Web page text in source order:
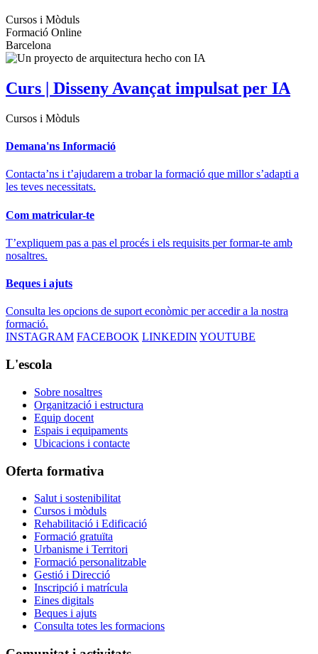
Cursos i Mòduls
Formació Online
Barcelona
Curs | Disseny Avançat impulsat per IA
Cursos i Mòduls
Demana'ns Informació
Contacta’ns i t’ajudarem a trobar la formació que millor s’adapti a
les teves necessitats.
Com matricular-te
T’expliquem pas a pas el procés i els requisits per formar-te amb
nosaltres.
Beques i ajuts
Consulta les opcions de suport econòmic per accedir a la nostra
formació.
INSTAGRAM FACEBOOK LINKEDIN YOUTUBE
L'escola
Sobre nosaltres
Organització i estructura
Equip docent
Espais i equipaments
Ubicacions i contacte
Oferta formativa
Salut i sostenibilitat
Cursos i mòduls
Rehabilitació i Edificació
Formació gratuïta
Urbanisme i Territori
Formació personalitzable
Gestió i Direcció
Inscripció i matrícula
Eines digitals
Beques i ajuts
Consulta totes les formacions